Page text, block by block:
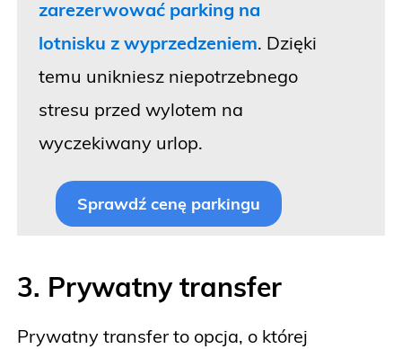
zarezerwować parking na
lotnisku z wyprzedzeniem. Dzięki
temu unikniesz niepotrzebnego
stresu przed wylotem na
wyczekiwany urlop.
Sprawdź cenę parkingu
3. Prywatny transfer
Prywatny transfer to opcja, o której